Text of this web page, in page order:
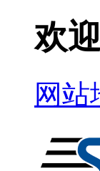
欢
网站